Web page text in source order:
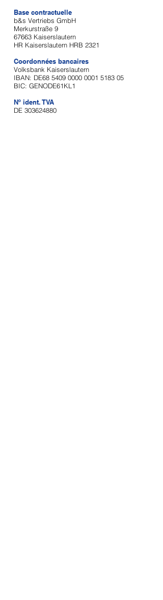
Base contractuelle
b&s Vertriebs GmbH
Merkurstraße 9
67663 Kaiserslautern
HR Kaiserslautern HRB 2321
Coordonnées bancaires
Volksbank Kaiserslautern
IBAN: DE68 5409 0000 0001 5183 05
BIC: GENODE61KL1
Nº ident. TVA
DE 303624880